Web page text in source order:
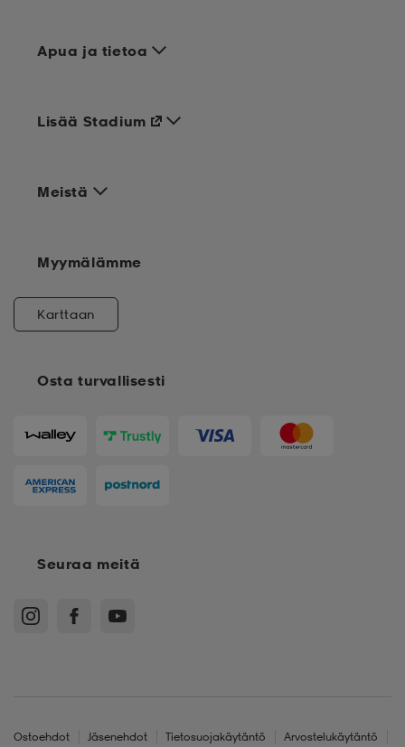
Apua ja tietoa
Meistä
Osta turvallisesti
Lisää Stadium
Myymälämme
Karttaan
Seuraa meitä
Ostoehdot Jäsenehdot Tietosuojakäytäntö Arvostelukäytäntö